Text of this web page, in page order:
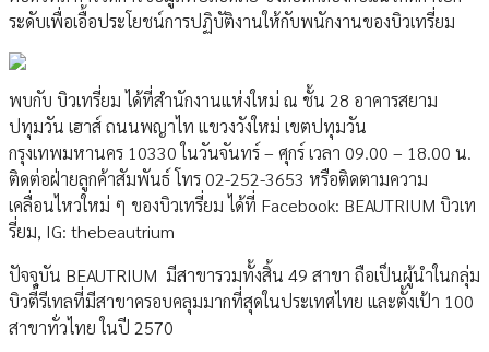
ระดับเพื่อเอื้อประโยชน์การปฏิบัติงานให้กับพนักงานของบิวเทรี่ยม
พบกับ บิวเทรี่ยม ได้ที่สำนักงานแห่งใหม่ ณ ชั้น 28 อาคารสยาม
ปทุมวัน เฮาส์ ถนนพญาไท แขวงวังใหม่ เขตปทุมวัน
กรุงเทพมหานคร 10330 ในวันจันทร์ – ศุกร์ เวลา 09.00 – 18.00 น.
ติดต่อฝ่ายลูกค้าสัมพันธ์ โทร 02-252-3653 หรือติดตามความ
เคลื่อนไหวใหม่ ๆ ของบิวเทรี่ยม ได้ที่ Facebook: BEAUTRIUM บิวเท
รี่ยม, IG: thebeautrium
ปัจจุบัน BEAUTRIUM มีสาขารวมทั้งสิ้น 49 สาขา ถือเป็นผู้นำในกลุ่ม
บิวตี้รีเทลที่มีสาขาครอบคลุมมากที่สุดในประเทศไทย และตั้งเป้า 100
สาขาทั่วไทย ในปี 2570